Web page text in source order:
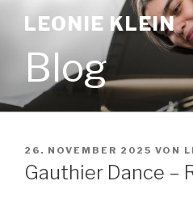
InhaltLEONIE KLEIN
Blog
VERÖFFENTLICHT
AM
26. NOVEMBER 2025 VON
Gauthier Dance –